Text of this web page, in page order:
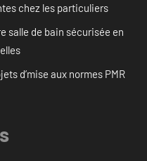
chez les particuliers
salle de bain sécurisée en
d’mise aux normes PMR